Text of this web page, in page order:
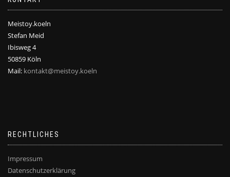
Meistoy.koeln
Stefan Meid
Ibisweg 4
50859 Köln
Mail: kontakt@meistoy.koeln
RECHTLICHES
Impressum
Datenschutzerklärung